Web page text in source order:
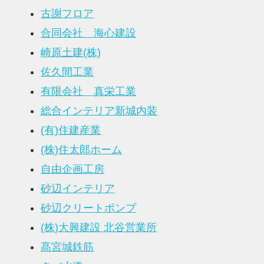
古謝フロア
合同会社 海心建設
崎原土建(株)
佐久間工業
有限会社 真栄工業
総合インテリア新城内装
(有)住建産業
(株)住太郎ホーム
自由企画工房
砂辺インテリア
砂辺クリートポンプ
(株)大興建設 北谷営業所
髙宮城鉄筋